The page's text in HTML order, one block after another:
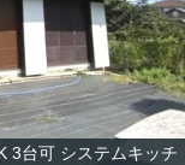
3台可 システムキッチ